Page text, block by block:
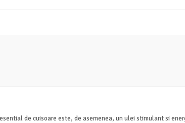
de cuisoare este, de asemenea, un ulei stimulant si